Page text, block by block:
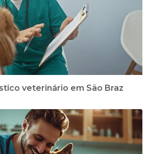
veterinário em São Braz